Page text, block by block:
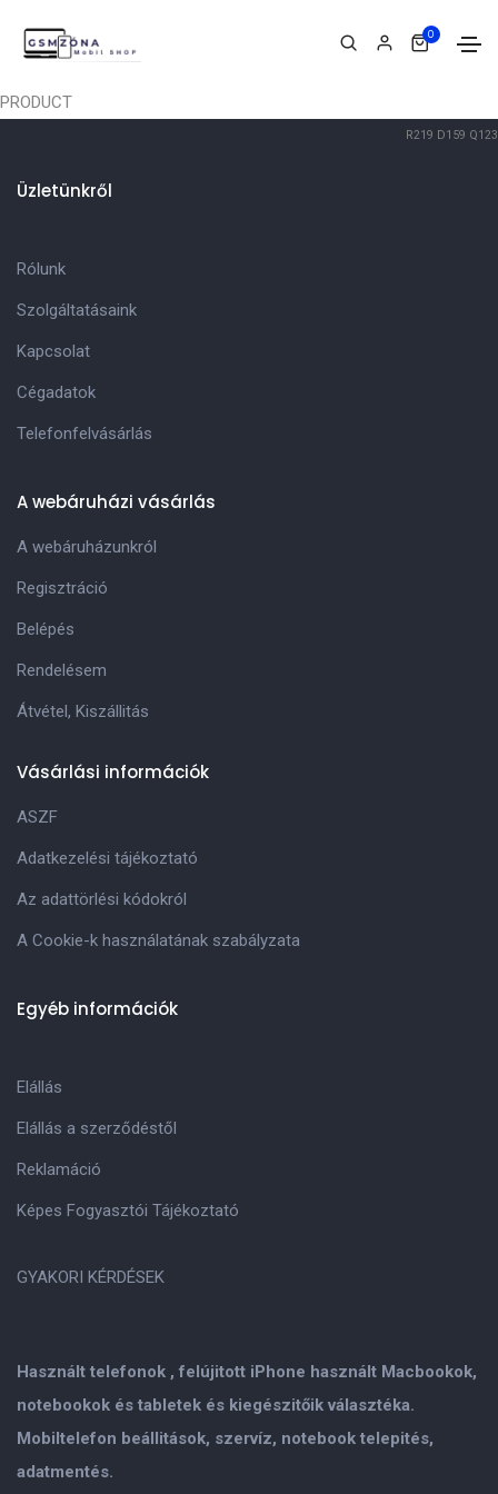
0
PRODUCT
R219 D159 Q123
Használt telefonok , felújitott iPhone használt Macbookok,
notebookok és tabletek és kiegészitőik választéka.
Mobiltelefon beállitások, szervíz, notebook telepités,
adatmentés.
Üzletünkről
Rólunk
Szolgáltatásaink
Kapcsolat
Cégadatok
Telefonfelvásárlás
A webáruházi vásárlás
A webáruházunkról
Regisztráció
Belépés
Rendelésem
Átvétel, Kiszállitás
Vásárlási információk
ASZF
Adatkezelési tájékoztató
Az adattörlési kódokról
A Cookie-k használatának szabályzata
Egyéb információk
Elállás
Elállás a szerződéstől
Reklamáció
Képes Fogyasztói Tájékoztató
GYAKORI KÉRDÉSEK